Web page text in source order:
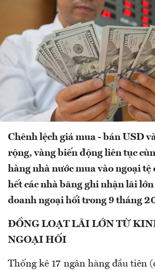
Chênh lệch giá mua - bán USD
rộng, vàng biến động liên tục
hàng nhà nước mua vào ngoại tệ
hết các nhà băng ghi nhận lãi
doanh ngoại hối trong 9 tháng
ĐỒNG LOẠT LÃI LỚN TỪ
NGOẠI HỐI
Thống kê 17 ngân hàng đầu tiên